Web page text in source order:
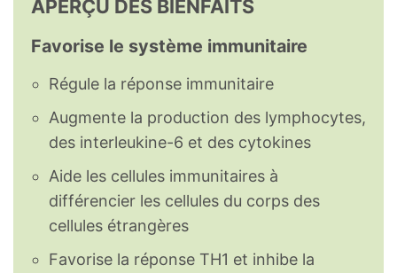
APERÇU DES BIENFAITS
Favorise le système immunitaire
Régule la réponse immunitaire
Augmente la production des lymphocytes,
des interleukine-6 et des cytokines
Aide les cellules immunitaires à
différencier les cellules du corps des
cellules étrangères
Favorise la réponse TH1 et inhibe la